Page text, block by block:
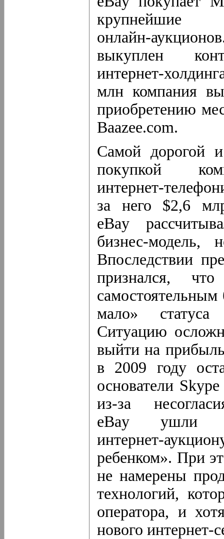
крупнейшие
онлайн-
выкуплен
интернет-
млн компания
приобретению
Baazee.com.
Самой дорогой
покупкой
интернет-
за него $2,6
eBay
бизнес-модель,
Впоследствии
признался,
мало» статуса
Ситуацию
выйти на
в 2009 году
основатели
из-за
eBay ушли
интернет-
ребенком». При
не намерены
технологий,
оператора, и
нового интернет-